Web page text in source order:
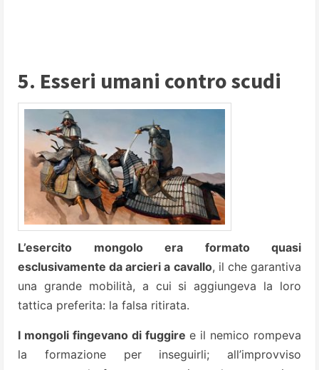
5. Esseri umani contro scudi
L’esercito mongolo era formato quasi
esclusivamente da arcieri a cavallo, il che garantiva
una grande mobilità, a cui si aggiungeva la loro
tattica preferita: la falsa ritirata.
I mongoli fingevano di fuggire e il nemico rompeva
la formazione per inseguirli; all’improvviso